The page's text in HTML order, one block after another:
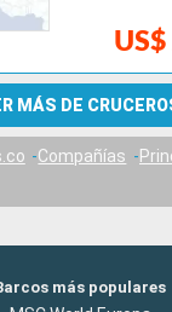
MÁS DE
Compañías
más populares